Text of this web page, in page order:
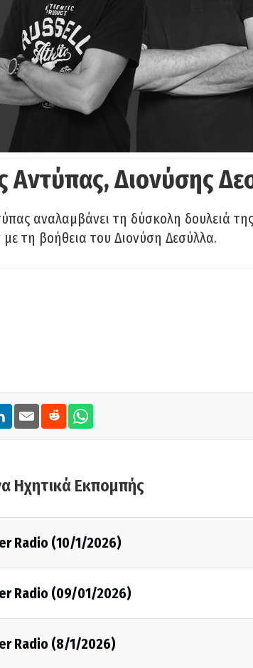
Αντύπας, Διονύσης
αναλαμβάνει τη δύσκολη δουλειά
τη βοήθεια του Διονύση Δεσύλλα.
Ηχητικά Εκπομπής
Radio (10/1/2026)
Radio (09/01/2026)
Radio (8/1/2026)